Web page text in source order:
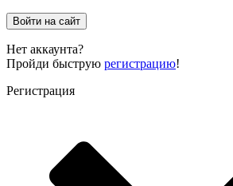
Войти на сайт
Нет аккаунта?
Пройди быструю регистрацию!
Регистрация